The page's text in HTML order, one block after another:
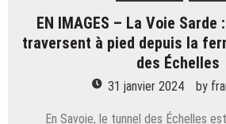
Haute-
Savoie
remporte
trophée
EN IMAGES – La Voie
traversent à pied depuis la
des Échelles
31 janvier 2024 by
En Savoie, le tunnel des Échelles